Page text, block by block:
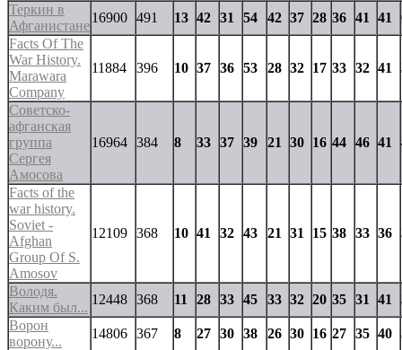
Теркин в
Афганистане
16900 491 13 42 31 54 42 37 28 36 41 41
Facts Of The
War History.
Marawara
Company
11884 396 10 37 36 53 28 32 17 33 32 41
Советско-
афганская
группа
Сергея
Амосова
16964 384 8 33 37 39 21 30 16 44 46 41
Facts of the
war history.
Soviet -
Afghan
Group Of S.
Amosov
12109 368 10 41 32 43 21 31 15 38 33 36
Володя.
Каким был...
12448 368 11 28 33 45 33 32 20 35 31 41
Ворон
ворону...
14806 367 8 27 30 38 26 30 16 27 35 40